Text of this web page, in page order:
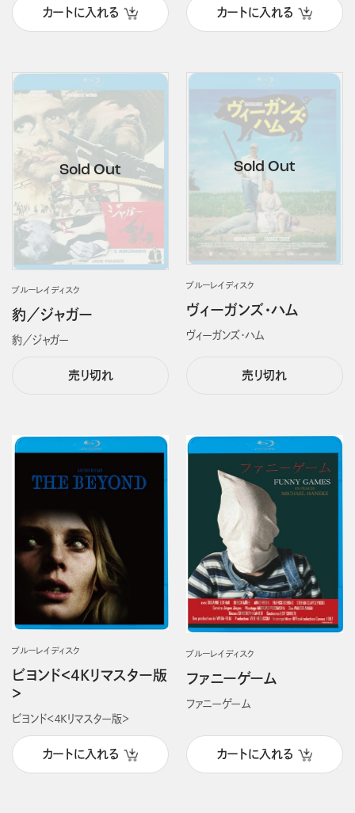
カートに入れる カートに入れる
ブルーレイディスク
豹／ジャガー
豹／ジャガー
売り切れ
ブルーレイディスク
ヴィーガンズ・ハム
ヴィーガンズ・ハム
売り切れ
ブルーレイディスク
ビヨンド＜4Kリマスター版
＞
ビヨンド＜４Kリマスター版＞
カートに入れる
ブルーレイディスク
ファニーゲーム
ファニーゲーム
カートに入れる